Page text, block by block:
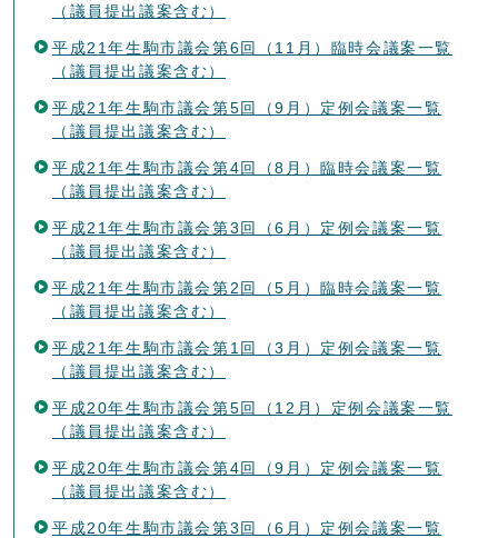
（議員提出議案含む）
平成21年生駒市議会第6回（11月）臨時会議案一覧
（議員提出議案含む）
平成21年生駒市議会第5回（9月）定例会議案一覧
（議員提出議案含む）
平成21年生駒市議会第4回（8月）臨時会議案一覧
（議員提出議案含む）
平成21年生駒市議会第3回（6月）定例会議案一覧
（議員提出議案含む）
平成21年生駒市議会第2回（5月）臨時会議案一覧
（議員提出議案含む）
平成21年生駒市議会第1回（3月）定例会議案一覧
（議員提出議案含む）
平成20年生駒市議会第5回（12月）定例会議案一覧
（議員提出議案含む）
平成20年生駒市議会第4回（9月）定例会議案一覧
（議員提出議案含む）
平成20年生駒市議会第3回（6月）定例会議案一覧